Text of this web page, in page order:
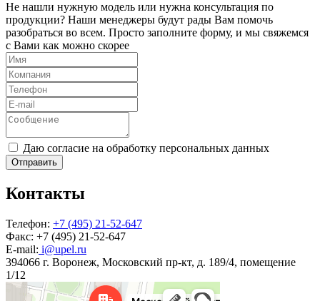
Не нашли нужную модель или нужна консультация по
продукции? Наши менеджеры будут рады Вам помочь
разобраться во всем. Просто заполните форму, и мы свяжемся
с Вами как можно скорее
Даю согласие на обработку персональных данных
Отправить
Контакты
Телефон: +7 (495) 21-52-647
Факс: +7 (495) 21-52-647
E-mail: i@upel.ru
394066 г. Воронеж, Московский пр-кт, д. 189/4, помещение
1/12